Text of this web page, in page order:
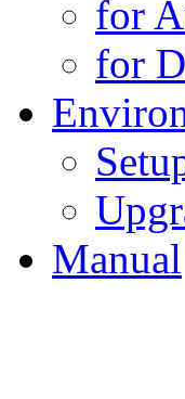
for
for
Manual